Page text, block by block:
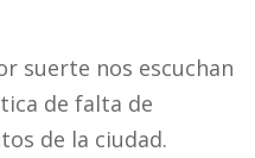
suerte nos escuchan
de falta de
de la ciudad.